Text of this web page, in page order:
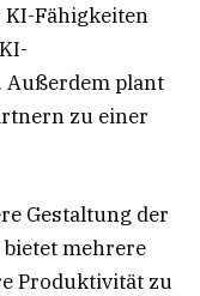
KI-Fähigkeiten
plant
zu einer
Gestaltung der
mehrere
Produktivität zu